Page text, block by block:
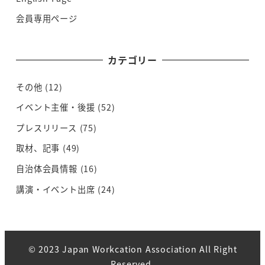
会員専用ページ
カテゴリー
その他 (12)
イベント主催・後援 (52)
プレスリリース (75)
取材、記事 (49)
自治体会員情報 (16)
講演・イベント出席 (24)
© 2023 Japan Workcation Association All Right